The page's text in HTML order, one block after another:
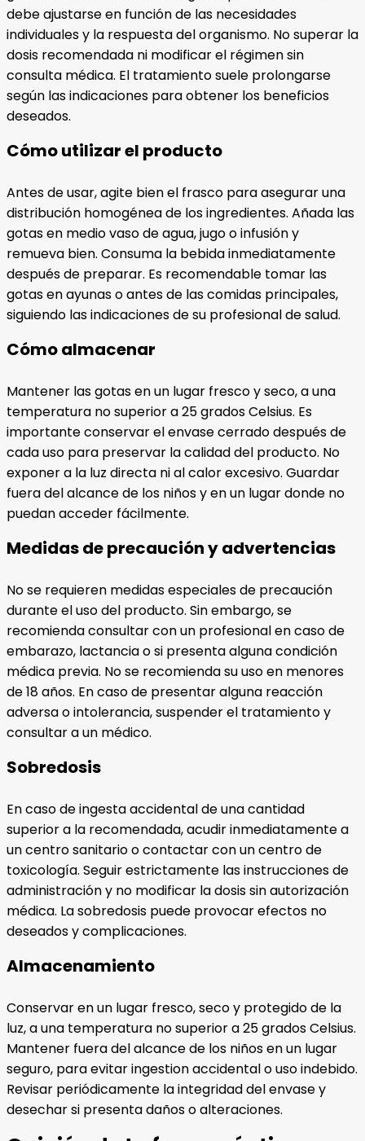
debe ajustarse en función de las necesidades
individuales y la respuesta del organismo. No superar la
dosis recomendada ni modificar el régimen sin
consulta médica. El tratamiento suele prolongarse
según las indicaciones para obtener los beneficios
deseados.
Cómo utilizar el producto
Antes de usar, agite bien el frasco para asegurar una
distribución homogénea de los ingredientes. Añada las
gotas en medio vaso de agua, jugo o infusión y
remueva bien. Consuma la bebida inmediatamente
después de preparar. Es recomendable tomar las
gotas en ayunas o antes de las comidas principales,
siguiendo las indicaciones de su profesional de salud.
Cómo almacenar
Mantener las gotas en un lugar fresco y seco, a una
temperatura no superior a 25 grados Celsius. Es
importante conservar el envase cerrado después de
cada uso para preservar la calidad del producto. No
exponer a la luz directa ni al calor excesivo. Guardar
fuera del alcance de los niños y en un lugar donde no
puedan acceder fácilmente.
Medidas de precaución y advertencias
No se requieren medidas especiales de precaución
durante el uso del producto. Sin embargo, se
recomienda consultar con un profesional en caso de
embarazo, lactancia o si presenta alguna condición
médica previa. No se recomienda su uso en menores
de 18 años. En caso de presentar alguna reacción
adversa o intolerancia, suspender el tratamiento y
consultar a un médico.
Sobredosis
En caso de ingesta accidental de una cantidad
superior a la recomendada, acudir inmediatamente a
un centro sanitario o contactar con un centro de
toxicología. Seguir estrictamente las instrucciones de
administración y no modificar la dosis sin autorización
médica. La sobredosis puede provocar efectos no
deseados y complicaciones.
Almacenamiento
Conservar en un lugar fresco, seco y protegido de la
luz, a una temperatura no superior a 25 grados Celsius.
Mantener fuera del alcance de los niños en un lugar
seguro, para evitar ingestion accidental o uso indebido.
Revisar periódicamente la integridad del envase y
desechar si presenta daños o alteraciones.